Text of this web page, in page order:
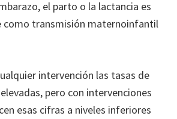
el parto o la lactancia es
como transmisión maternoinfantil
intervención las tasas de
pero con intervenciones
esas cifras a niveles inferiores